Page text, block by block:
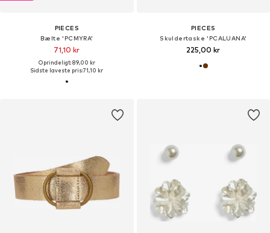
PIECES
Bælte 'PCMYRA'
71,10 kr
Oprindeligt: 89,00 kr
Sidste laveste pris:71,10 kr
PIECES
Skuldertaske 'PCALUANA'
225,00 kr